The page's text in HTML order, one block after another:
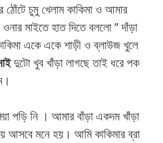
ঠোঁটে চুমু খেলাম কাকিমা ও আমার
মাইতে হাত দিতে বললো ” দাঁড়া
একে একে শাড়ী ও ব্লাউজ খুলে
দুটো খুব খাঁড়া লাগছে তাই ধরে পক
পড়ি নি । আমার বাঁড়া একদম খাঁড়া
আসবে মনে হয়। আমি কাকিমার ব্রা